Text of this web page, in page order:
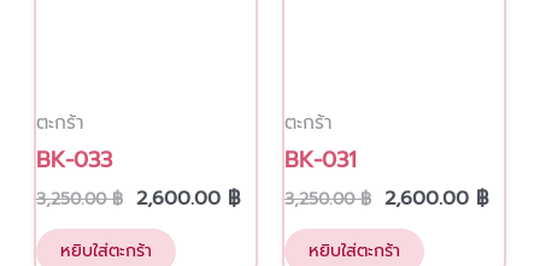
ตะกร้า
BK-033
3,250.00฿ 2,600.00 ฿
หยิบใส่ตะกร้า
ตะกร้า
BK-031
3,250.00฿ 2,600.00 ฿
หยิบใส่ตะกร้า